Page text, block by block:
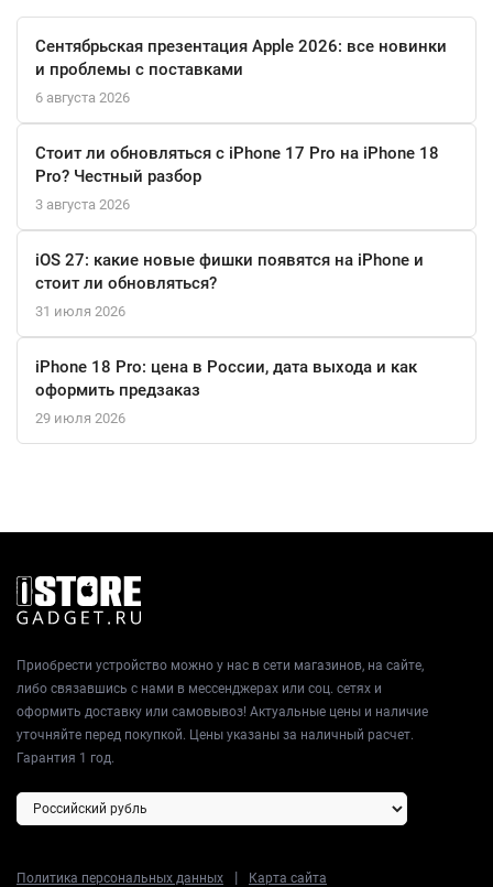
Сентябрьская презентация Apple 2026: все новинки
и проблемы с поставками
6 августа 2026
Стоит ли обновляться с iPhone 17 Pro на iPhone 18
Pro? Честный разбор
3 августа 2026
iOS 27: какие новые фишки появятся на iPhone и
стоит ли обновляться?
31 июля 2026
iPhone 18 Pro: цена в России, дата выхода и как
оформить предзаказ
29 июля 2026
Приобрести устройство можно у нас в сети магазинов, на сайте,
либо связавшись с нами в мессенджерах или соц. сетях и
оформить доставку или самовывоз! Актуальные цены и наличие
уточняйте перед покупкой. Цены указаны за наличный расчет.
Гарантия 1 год.
Политика персональных данных | Карта сайта